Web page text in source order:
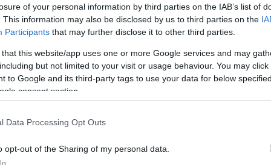
of your personal information by third parties on the IAB’s list of
This information may also be disclosed by us to third parties on the
Participants that may further disclose it to other third parties.
that this website/app uses one or more Google services and may
but not limited to your visit or usage behaviour. You may
to Google and its third-party tags to use your data for below
consent section.
Data Processing Opt Outs
opt-out of the Sharing of my personal data.
αντιμετωπίζει ο πλανήτης, αλλά και το σημαντικό ρόλο
στην ευαισθητοποίηση των 50.000.000
και στην ενθάρρυνσή τους για υλοποίηση ακόμα
για το περιβάλλον που εφαρμόζει η
Earth Tribe Alliance, το οποίο ενημερώνει και
μείωση του περιβαλλοντικού αποτυπώματος και η
οι καταναλωτικές τους συνήθειες στο περιβάλλον και
Μητρομάρας, δήλωσε χαρακτηριστικά: «Η